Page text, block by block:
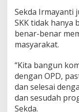
Sekda Irmayanti
SKK tidak hanya
benar-benar
masyarakat.
“Kita bangun
dengan OPD,
dan selesai
dan sesudah
Sekda.